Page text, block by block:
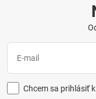
Chcem sa prihlásiť